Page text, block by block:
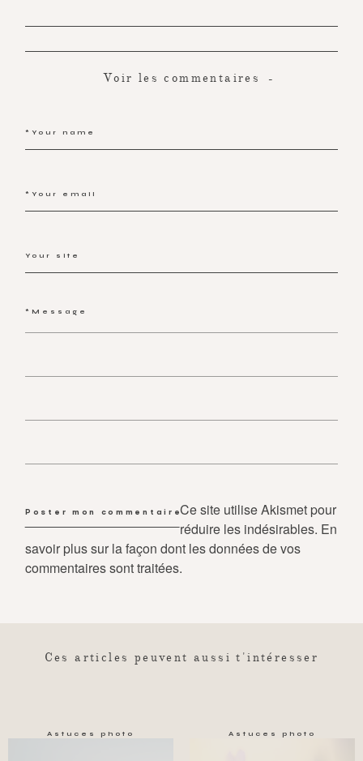
Voir les commentaires
Ce site utilise Akismet pour
réduire les indésirables. En
savoir plus sur la façon dont les données de vos
commentaires sont traitées.
Ces articles peuvent aussi t'intéresser
Astuces photo Astuces photo